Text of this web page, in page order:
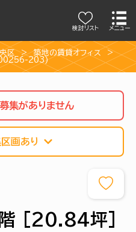
検討リスト メニュー
区
築地の賃貸オフィス
203)
集がありません
画あり
階 [20.84坪]